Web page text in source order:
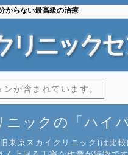
からない最高級の治療
が含まれています。
ニックの「ハイ
東京スカイクリニック)は比